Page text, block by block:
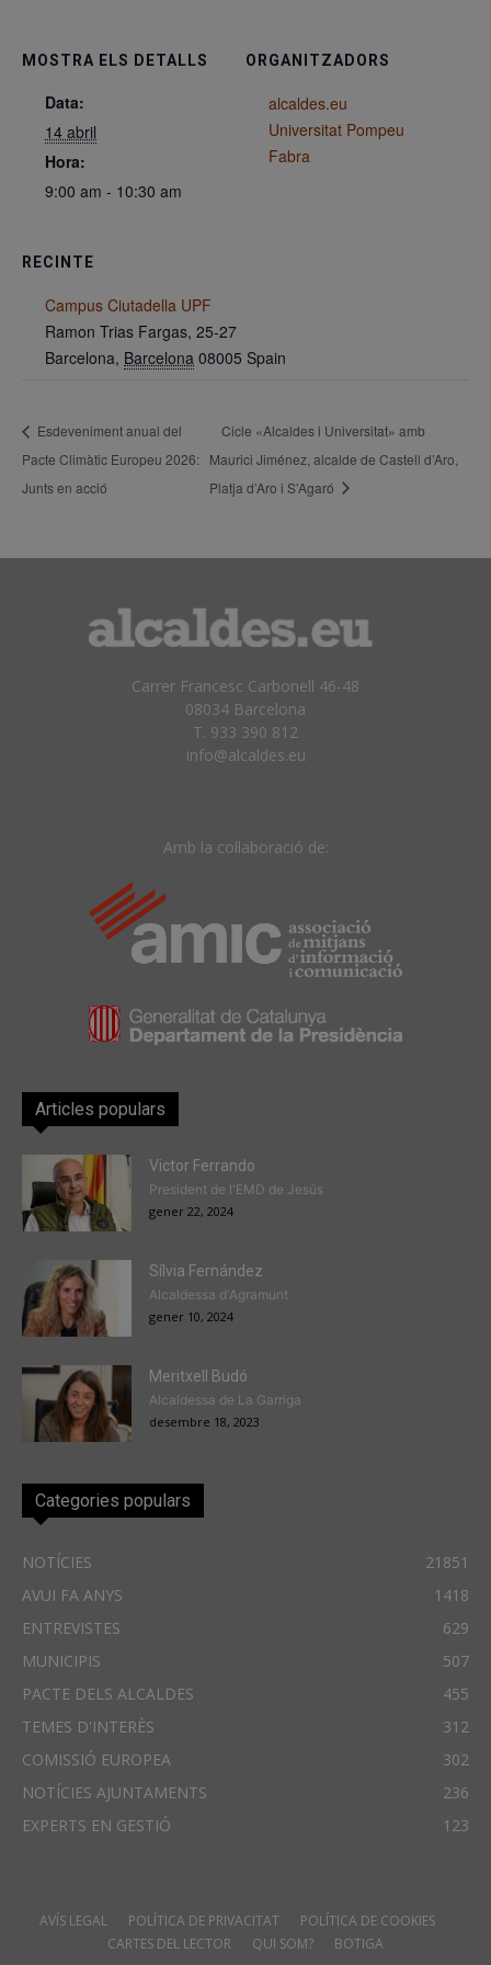
MOSTRA ELS DETALLS
Data:
14 abril
Hora:
9:00 am - 10:30 am
RECINTE
Campus Ciutadella UPF
Ramon Trias Fargas, 25-27
Barcelona, Barcelona 08005 Spain
ORGANITZADORS
alcaldes.eu
Universitat Pompeu
Fabra
Esdeveniment anual del
Pacte Climàtic Europeu 2026:
Junts en acció
Cicle «Alcaldes i Universitat» amb
Maurici Jiménez, alcalde de Castell d’Aro,
Platja d’Aro i S’Agaró
Carrer Francesc Carbonell 46-48
08034 Barcelona
T. 933 390 812
info@alcaldes.eu
Amb la col·laboració de:
Articles populars
Victor Ferrando
President de l'EMD de Jesús
gener 22, 2024
Sílvia Fernández
Alcaldessa d'Agramunt
gener 10, 2024
Meritxell Budó
Alcaldessa de La Garriga
desembre 18, 2023
Categories populars
NOTÍCIES
21851
AVUI FA ANYS
1418
ENTREVISTES
629
MUNICIPIS
507
PACTE DELS ALCALDES
455
TEMES D'INTERÈS
312
COMISSIÓ EUROPEA
302
NOTÍCIES AJUNTAMENTS
236
EXPERTS EN GESTIÓ
123
AVÍS LEGAL POLÍTICA DE PRIVACITAT
POLÍTICA DE COOKIES
CARTES DEL LECTOR
QUI SOM? BOTIGA